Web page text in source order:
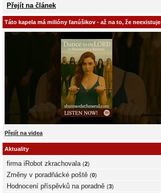
Přejít na článek
Táto kapela má milióny fanúšikov - až na to, že neexistuje
Přejít na videa
Aktuality
firma iRobot zkrachovala (2)
Změny v poradňácké poště (0)
Hodnocení příspěvků na poradně (3)